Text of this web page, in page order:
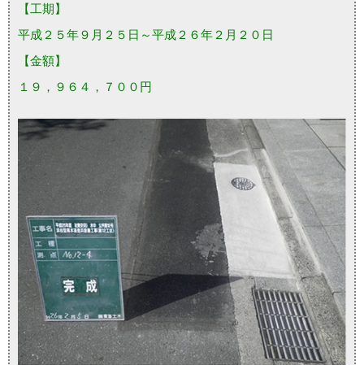
【工期】
平成２５年９月２５日～平成２６年２月２０日
【金額】
１９，９６４，７００円